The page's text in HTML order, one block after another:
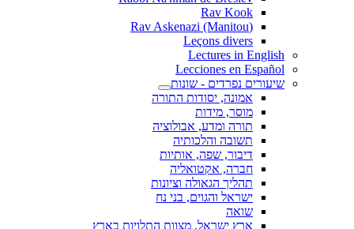
Rav Kook
(Rav Askenazi (Manitou
Leçons divers
Lectures in English
Lecciones en Español
שיעורים נפרדים - שונות
אמונה, יסודות התורה
מוסר, מידות
תורה ומדע, אבולוציה
תשובה והלכותיה
דיבור, שפה, אותיות
חברה, אקטואליה
תהליך הגאולה וציונות
ישראל והגוים, בני נח
שואה
ארץ ישראל, מצוות התלויות בארץ